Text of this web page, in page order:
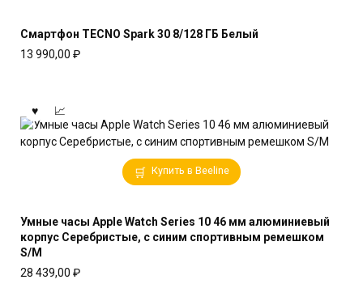
Смартфон TECNO Spark 30 8/128 ГБ Белый
13 990,00 ₽
Купить в Beeline
Умные часы Apple Watch Series 10 46 мм алюминиевый
корпус Серебристые, с синим спортивным ремешком
S/M
28 439,00 ₽